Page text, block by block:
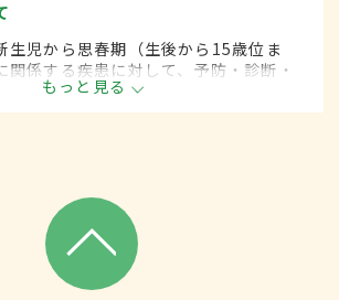
生児から思春期（生後から15歳位ま
関係する疾患に対して、予防・診断・
領域です。
もっと見る